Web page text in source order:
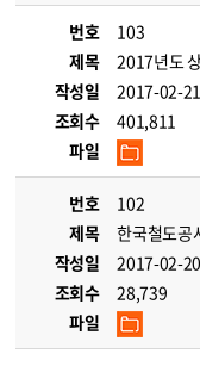
번호
103
제목
2017년도
작성일
2017-02-21
조회수
401,811
파일
번호
102
제목
한국철도공
작성일
2017-02-20
조회수
28,739
파일